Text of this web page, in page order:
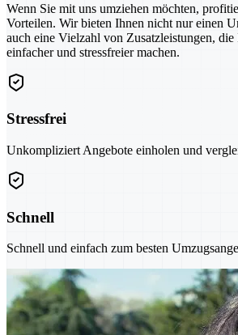
Wenn Sie mit uns umziehen möchten,
Vorteilen. Wir bieten Ihnen nicht nur einen
auch eine Vielzahl von Zusatzleistungen,
einfacher und stressfreier machen.
Stressfrei
Unkompliziert Angebote einholen und
Schnell
Schnell und einfach zum besten